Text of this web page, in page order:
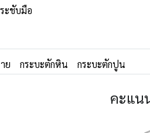
ะชับมือ
ย กระบะตักหิน กระบะตักปูน
คะแน